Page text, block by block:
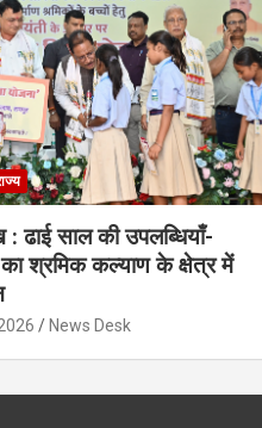
ढाई साल की उपलब्धियाँ-
श्रमिक कल्याण के क्षेत्र में
News Desk